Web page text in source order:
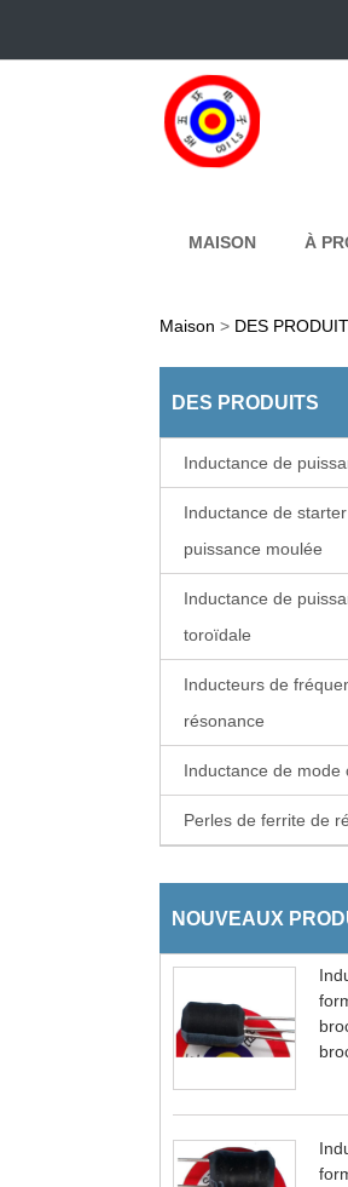
MAISON À
Maison > DES
DES PRODUITS
Inductance de
Inductance de
puissance moulée
Inductance de
toroïdale
Inducteurs de
résonance
Inductance de mode
Perles de ferrite de
NOUVEAUX